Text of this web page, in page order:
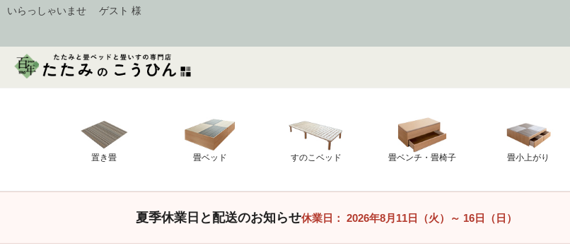
いらっしゃいませ ゲスト 様
置き畳 畳ベッド すのこベッド 畳ベンチ・畳椅子 畳小上がり
夏季休業日と配送のお知らせ休業日： 2026年8月11日（火） ～ 16日（日）